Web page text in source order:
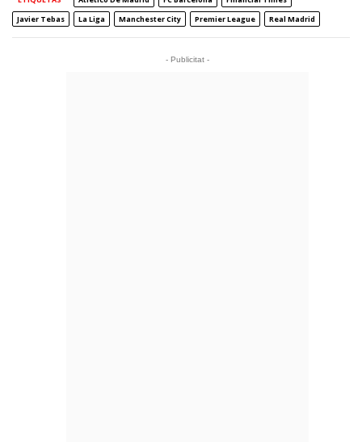
Javier Tebas
La Liga Manchester City Premier League Real Madrid
- Publicitat -